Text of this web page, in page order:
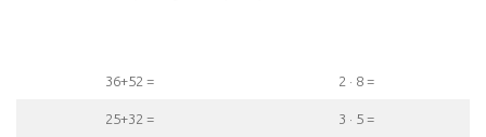
36+52 = 2 · 8 =
25+32 = 3 · 5 =